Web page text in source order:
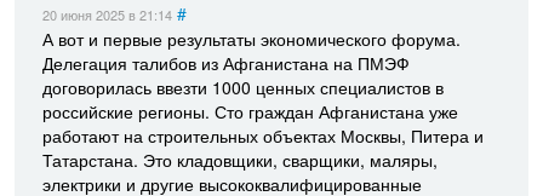
Регистрация и Вход
20 июня 2025 в 21:14 #
А вот и первые результаты экономического форума.
Делегация талибов из Афганистана на ПМЭФ
договорилась ввезти 1000 ценных специалистов в
российские регионы. Сто граждан Афганистана уже
работают на строительных объектах Москвы, Питера и
Татарстана. Это кладовщики, сварщики, маляры,
электрики и другие высококвалифицированные